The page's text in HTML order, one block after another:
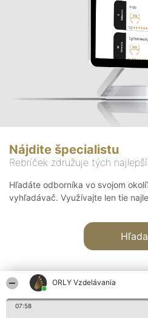
ORLY Vzdelávania
07:58
Nájdite špecialistu
Rebríček združuje tých
Hľadáte odborníka vo svojom
vyhľadávač. Využívajte len tie